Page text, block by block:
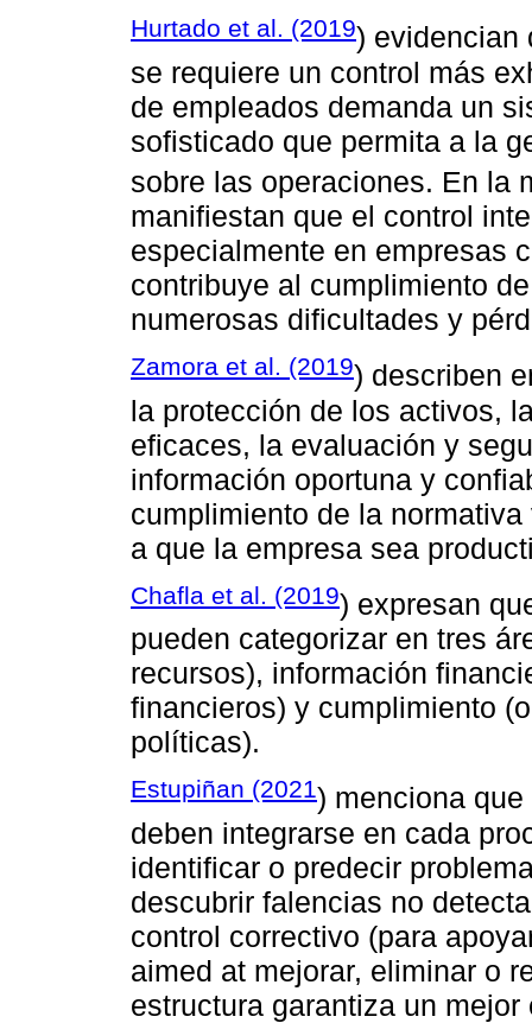
Hurtado et al. (2019) evidencian
se requiere un control más
de empleados demanda un
sofisticado que permita a la
sobre las operaciones. En la
manifiestan que el control
especialmente en empresas
contribuye al cumplimiento
numerosas dificultades y
Zamora et al. (2019) describen
la protección de los activos,
eficaces, la evaluación y
información oportuna y
cumplimiento de la
a que la empresa sea
Chafla et al. (2019) expresan
pueden categorizar en tres
recursos), información
financieros) y cumplimiento
políticas).
Estupiñan (2021) menciona
deben integrarse en cada
identificar o predecir
descubrir falencias no
control correctivo (para
aimed at mejorar, eliminar o
estructura garantiza un